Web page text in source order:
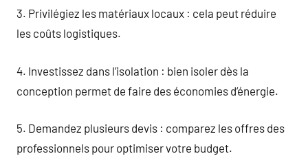
3. Privilégiez les matériaux locaux : cela peut réduire
les coûts logistiques.
4. Investissez dans l’isolation : bien isoler dès la
conception permet de faire des économies d’énergie.
5. Demandez plusieurs devis : comparez les offres des
professionnels pour optimiser votre budget.